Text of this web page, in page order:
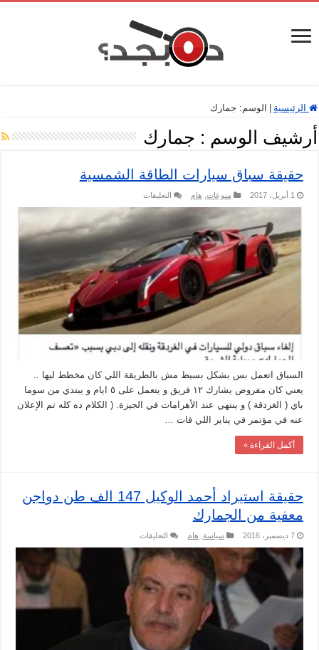
الرئيسية الوسم: جمارك
أرشيف الوسم : جمارك
حقيقة سباق سيارات الطاقة الشمسية
1 أبريل، 2017 منوعات هام التعليقات
سباق
سيارات
الطاقة
الشمسية
مغلقة
السباق اتعمل بس بشكل بسيط مش بالطريقة اللي كان مخطط ليها ..
يعني كان مفروض يشارك ١٢ فريق و يتعمل على ٥ ايام و يبتدي من سوما
باي ( الغردقة ) و ينتهي عند الأهرامات في الجيزة. ( الكلام ده كله تم الإعلان
عنه في مؤتمر في يناير اللي فات …
أكمل القراءة »
حقيقة استيراد أحمد الوكيل 147 الف طن دواجن
معفية من الجمارك
7 ديسمبر، 2016 سياسة هام التعليقات
استيراد
أحمد
الوكيل
147
الف
طن
دواجن
معفية
من
الجمارك
مغلقة